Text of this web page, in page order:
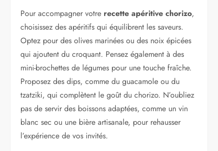
Pour accompagner votre recette apéritive chorizo,
choisissez des apéritifs qui équilibrent les saveurs.
Optez pour des olives marinées ou des noix épicées
qui ajoutent du croquant. Pensez également à des
mini-brochettes de légumes pour une touche fraîche.
Proposez des dips, comme du guacamole ou du
tzatziki, qui complètent le goût du chorizo. N’oubliez
pas de servir des boissons adaptées, comme un vin
blanc sec ou une bière artisanale, pour rehausser
l’expérience de vos invités.